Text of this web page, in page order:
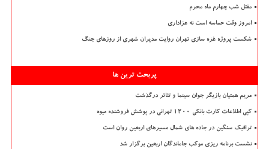
مقتل شب چهارم ماه محرم
امروز وقت حماسه است نه عزاداری
شکست پروژه غزه سازی تهران روایت مدیران شهری از روزهای جنگ
پربحث ترین ها
مریم همتیان بازیگر جوان سینما و تئاتر درگذشت
کپی اطلاعات کارت بانکی ۱۲۰۰ تهرانی در پوشش فروشنده میوه
ترافیک سنگین در جاده های شمال مسیرهای اربعین روان است
نشست برنامه ریزی موکب جاماندگان اربعین برگزار شد